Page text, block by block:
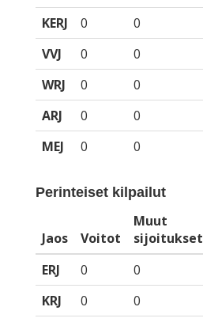
KERJ
0 0
VVJ
0 0
WRJ
0 0
ARJ
0 0
MEJ
0 0
Perinteiset kilpailut
Jaos Voitot
Muut
sijoitukset
ERJ
0 0
KRJ
0 0